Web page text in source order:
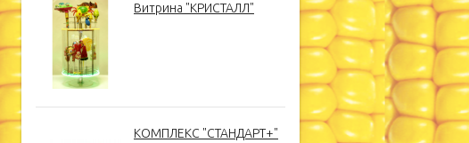
Витрина "КРИСТАЛЛ"
КОМПЛЕКС "СТАНДАРТ+"